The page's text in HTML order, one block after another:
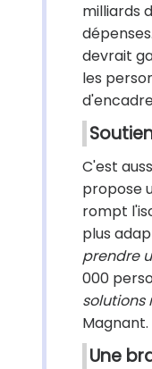
milliards
devrait
les
C'est
propose
rompt
plus
prendre
000
solutions
Magnant.
Une